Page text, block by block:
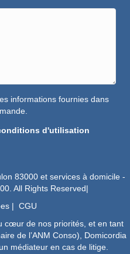
informations fournies dans
d'utilisation
83000 et services à domicile -
All Rights Reserved|
| CGU
cœur de nos priorités, et en tant
de l’ANM Conso), Domicordia
médiateur en cas de litige.